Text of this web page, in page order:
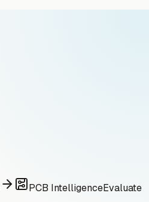
PCB IntelligenceEvaluate